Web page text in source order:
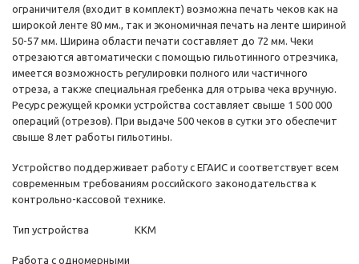
ограничителя (входит в комплект) возможна печать чеков как на
широкой ленте 80 мм., так и экономичная печать на ленте шириной
50-57 мм. Ширина области печати составляет до 72 мм. Чеки
отрезаются автоматически с помощью гильотинного отрезчика,
имеется возможность регулировки полного или частичного
отреза, а также специальная гребенка для отрыва чека вручную.
Ресурс режущей кромки устройства составляет свыше 1 500 000
операций (отрезов). При выдаче 500 чеков в сутки это обеспечит
свыше 8 лет работы гильотины.
Устройство поддерживает работу с ЕГАИС и соответствует всем
современным требованиям российского законодательства к
контрольно-кассовой технике.
Тип устройства ККМ
Работа с одномерными